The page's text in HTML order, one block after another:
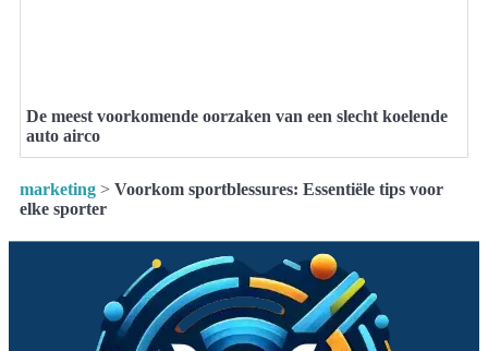
De meest voorkomende oorzaken van een slecht koelende
auto airco
marketing > Voorkom sportblessures: Essentiële tips voor
elke sporter